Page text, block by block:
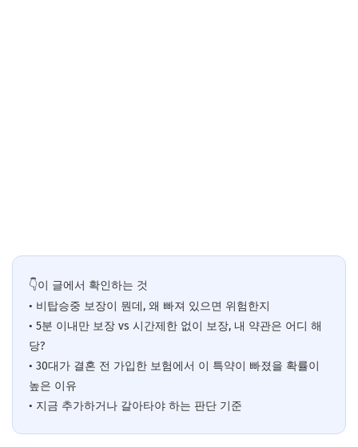
👇이 글에서 확인하는 것
• 비탑승중 보장이 뭔데, 왜 빠져 있으면 위험한지
• 5분 이내만 보장 vs 시간제한 없이 보장, 내 약관은 어디 해
당?
• 30대가 결혼 전 가입한 보험에서 이 특약이 빠졌을 확률이
높은 이유
• 지금 추가하거나 갈아타야 하는 판단 기준